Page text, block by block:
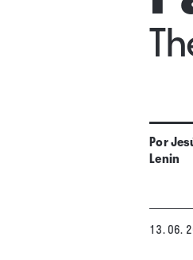
Por
Lenin
13. 06.